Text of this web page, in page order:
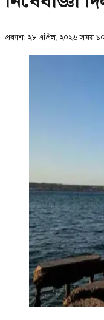
প্রকাশ: ২৮ এপ্রিল, ২০২৬ সময়